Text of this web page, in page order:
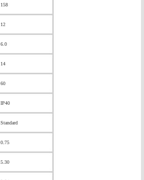
158
12
6.0
14
60
IP40
Standard
0.75
5.30